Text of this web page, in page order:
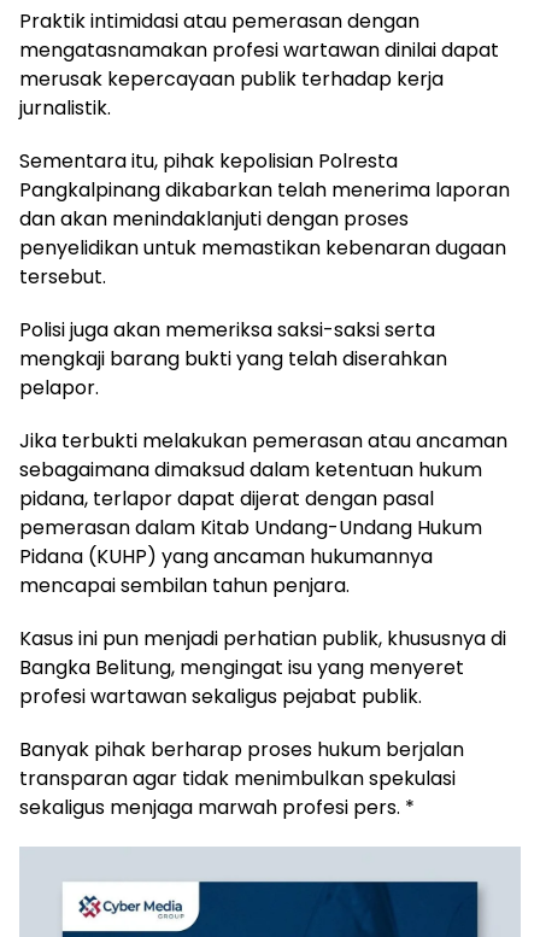
Praktik intimidasi atau pemerasan dengan
mengatasnamakan profesi wartawan dinilai dapat
merusak kepercayaan publik terhadap kerja
jurnalistik.
Sementara itu, pihak kepolisian Polresta
Pangkalpinang dikabarkan telah menerima laporan
dan akan menindaklanjuti dengan proses
penyelidikan untuk memastikan kebenaran dugaan
tersebut.
Polisi juga akan memeriksa saksi-saksi serta
mengkaji barang bukti yang telah diserahkan
pelapor.
Jika terbukti melakukan pemerasan atau ancaman
sebagaimana dimaksud dalam ketentuan hukum
pidana, terlapor dapat dijerat dengan pasal
pemerasan dalam Kitab Undang-Undang Hukum
Pidana (KUHP) yang ancaman hukumannya
mencapai sembilan tahun penjara.
Kasus ini pun menjadi perhatian publik, khususnya di
Bangka Belitung, mengingat isu yang menyeret
profesi wartawan sekaligus pejabat publik.
Banyak pihak berharap proses hukum berjalan
transparan agar tidak menimbulkan spekulasi
sekaligus menjaga marwah profesi pers. *